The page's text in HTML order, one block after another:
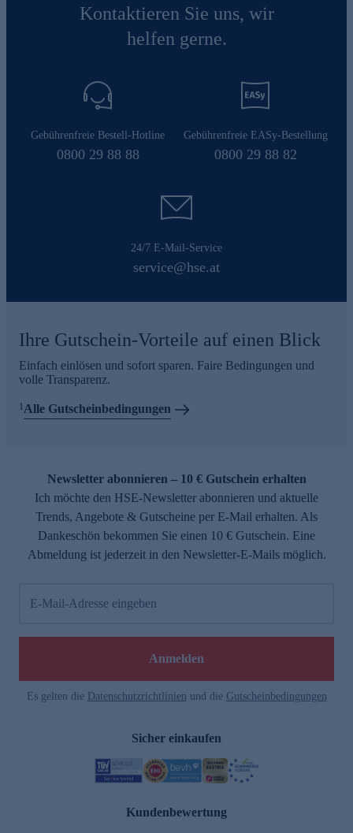
Kontaktieren Sie uns, wir
helfen gerne.
Gebührenfreie Bestell-Hotline
0800 29 88 88
Gebührenfreie EASy-Bestellung
0800 29 88 82
24/7 E-Mail-Service
service@hse.at
Ihre Gutschein-Vorteile auf einen Blick
Einfach einlösen und sofort sparen. Faire Bedingungen und
volle Transparenz.
1 Alle Gutscheinbedingungen
Newsletter abonnieren – 10 € Gutschein erhalten
Ich möchte den HSE-Newsletter abonnieren und aktuelle
Trends, Angebote & Gutscheine per E-Mail erhalten. Als
Dankeschön bekommen Sie einen 10 € Gutschein. Eine
Abmeldung ist jederzeit in den Newsletter-E-Mails möglich.
E-Mail-Adresse eingeben
Anmelden
Es gelten die Datenschutzrichtlinien und die Gutscheinbedingungen
Sicher einkaufen
Kundenbewertung